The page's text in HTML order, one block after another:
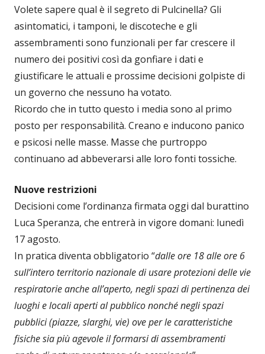
Volete sapere qual è il segreto di Pulcinella? Gli
asintomatici, i tamponi, le discoteche e gli
assembramenti sono funzionali per far crescere il
numero dei positivi così da gonfiare i dati e
giustificare le attuali e prossime decisioni golpiste di
un governo che nessuno ha votato.
Ricordo che in tutto questo i media sono al primo
posto per responsabilità. Creano e inducono panico
e psicosi nelle masse. Masse che purtroppo
continuano ad abbeverarsi alle loro fonti tossiche.
Nuove restrizioni
Decisioni come l’ordinanza firmata oggi dal burattino
Luca Speranza, che entrerà in vigore domani: lunedì
17 agosto.
In pratica diventa obbligatorio “dalle ore 18 alle ore 6
sull’intero territorio nazionale di usare protezioni delle vie
respiratorie anche all’aperto, negli spazi di pertinenza dei
luoghi e locali aperti al pubblico nonché negli spazi
pubblici (piazze, slarghi, vie) ove per le caratteristiche
fisiche sia più agevole il formarsi di assembramenti